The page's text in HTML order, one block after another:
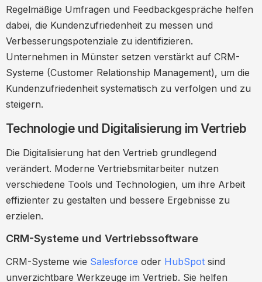
Regelmäßige Umfragen und Feedbackgespräche helfen
dabei, die Kundenzufriedenheit zu messen und
Verbesserungspotenziale zu identifizieren.
Unternehmen in Münster setzen verstärkt auf CRM-
Systeme (Customer Relationship Management), um die
Kundenzufriedenheit systematisch zu verfolgen und zu
steigern.
Technologie und Digitalisierung im Vertrieb
Die Digitalisierung hat den Vertrieb grundlegend
verändert. Moderne Vertriebsmitarbeiter nutzen
verschiedene Tools und Technologien, um ihre Arbeit
effizienter zu gestalten und bessere Ergebnisse zu
erzielen.
CRM-Systeme und Vertriebssoftware
CRM-Systeme wie Salesforce oder HubSpot sind
unverzichtbare Werkzeuge im Vertrieb. Sie helfen